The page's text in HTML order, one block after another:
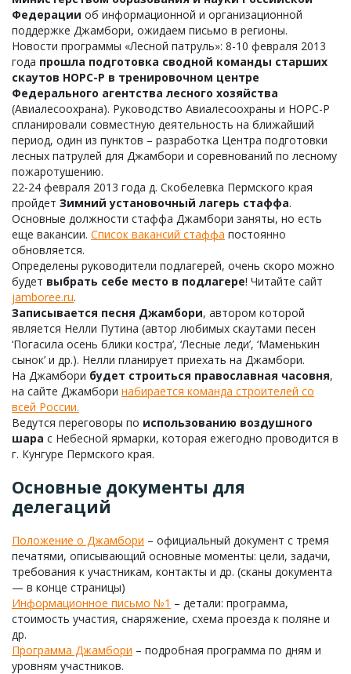
Федерации об информационной и организационной
поддержке Джамбори, ожидаем письмо в регионы.
Новости программы «Лесной патруль»: 8-10 февраля 2013
года прошла подготовка сводной команды старших
скаутов НОРС-Р в тренировочном центре
Федерального агентства лесного хозяйства
(Авиалесоохрана). Руководство Авиалесоохраны и НОРС-Р
спланировали совместную деятельность на ближайший
период, один из пунктов – разработка Центра подготовки
лесных патрулей для Джамбори и соревнований по лесному
пожаротушению.
22-24 февраля 2013 года д. Скобелевка Пермского края
пройдет Зимний установочный лагерь стаффа.
Основные должности стаффа Джамбори заняты, но есть
еще вакансии. Список вакансий стаффа постоянно
обновляется.
Определены руководители подлагерей, очень скоро можно
будет выбрать себе место в подлагере! Читайте сайт
jamboree.ru.
Записывается песня Джамбори, автором которой
является Нелли Путина (автор любимых скаутами песен
‘Погасила осень блики костра’, ‘Лесные леди’, ‘Маменькин
сынок’ и др.). Нелли планирует приехать на Джамбори.
На Джамбори будет строиться православная часовня,
на сайте Джамбори набирается команда строителей со
всей России.
Ведутся переговоры по использованию воздушного
шара с Небесной ярмарки, которая ежегодно проводится в
г. Кунгуре Пермского края.
Основные документы для
делегаций
Положение о Джамбори – официальный документ с тремя
печатями, описывающий основные моменты: цели, задачи,
требования к участникам, контакты и др. (сканы документа
— в конце страницы)
Информационное письмо №1 – детали: программа,
стоимость участия, снаряжение, схема проезда к поляне и
др.
Программа Джамбори – подробная программа по дням и
уровням участников.